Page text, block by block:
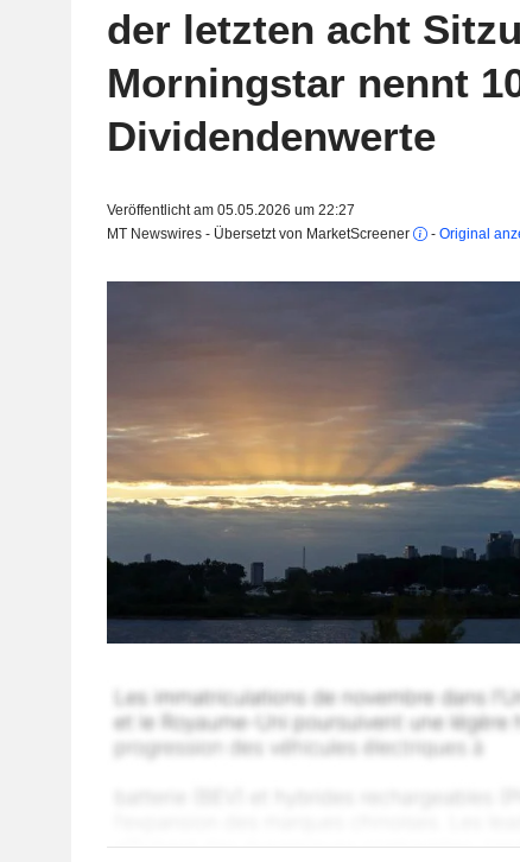
der letzten acht
Morningstar nennt
Dividendenwerte
Veröffentlicht am 05.05.2026 um 22:27
MT Newswires - Übersetzt von MarketScreener
- Original